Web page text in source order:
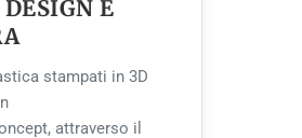
E
stampati in 3D
attraverso il